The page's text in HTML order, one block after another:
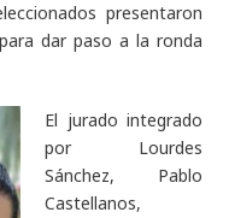
presentaron
dar paso a la ronda
El jurado integrado
por Lourdes
Sánchez, Pablo
Castellanos,